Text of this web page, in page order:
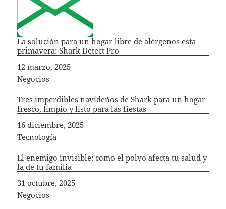
La solución para un hogar libre de alérgenos esta
primavera: Shark Detect Pro
Fecha
12 marzo, 2025
In relation to
Negocios
Tres imperdibles navideños de Shark para un hogar
fresco, limpio y listo para las fiestas
Fecha
16 diciembre, 2025
In relation to
Tecnología
El enemigo invisible: cómo el polvo afecta tu salud y
la de tu familia
Fecha
31 octubre, 2025
In relation to
Negocios